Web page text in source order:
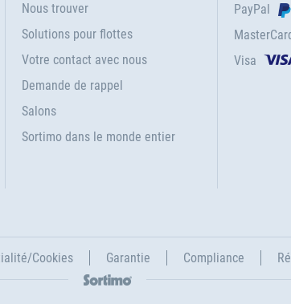
Nous trouver
Solutions pour flottes
Votre contact avec nous
Demande de rappel
Salons
Sortimo dans le monde entier
PayPal
Visa
Cookies Garantie Compliance